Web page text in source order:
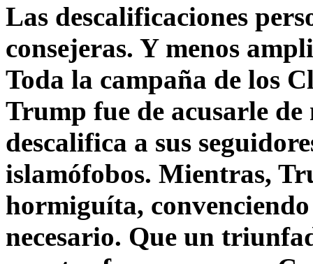
Las descalificaciones
consejeras. Y menos
Toda la campaña de los
Trump fue de acusarle
descalifica a sus
islamófobos. Mientras,
hormiguíta,
necesario. Que un